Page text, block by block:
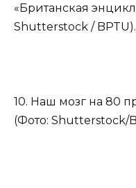
«Британская
Shutterstock / BPTU).
10. Наш мозг на 80
(Фото: Shutterstock/